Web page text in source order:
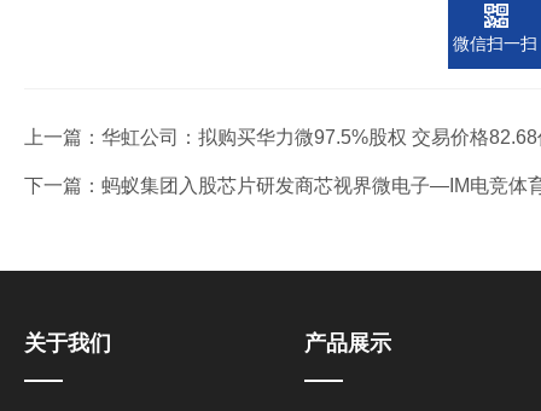
上一篇： 华虹公司：拟购买华力微97.5%股权 交易价格
下一篇： 蚂蚁集团入股芯片研发商芯视界微电子—IM电竞体
关于我们 产品展示
微信扫一扫